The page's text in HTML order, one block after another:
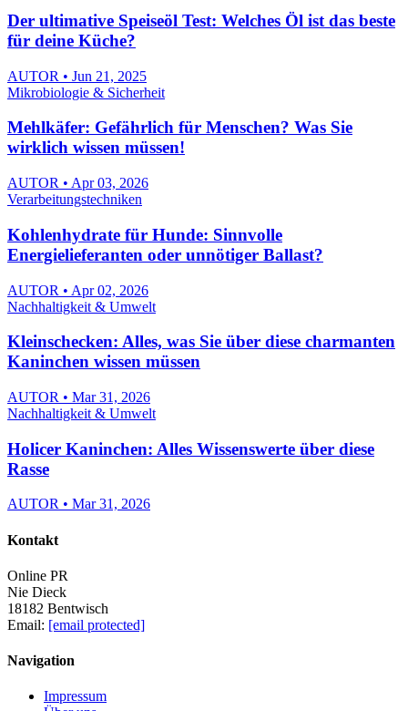
Der ultimative Speiseöl Test: Welches Öl ist das beste
für deine Küche?
AUTOR • Jun 21, 2025
Mikrobiologie & Sicherheit
Mehlkäfer: Gefährlich für Menschen? Was Sie
wirklich wissen müssen!
AUTOR • Apr 03, 2026
Verarbeitungstechniken
Kohlenhydrate für Hunde: Sinnvolle
Energielieferanten oder unnötiger Ballast?
AUTOR • Apr 02, 2026
Nachhaltigkeit & Umwelt
Kleinschecken: Alles, was Sie über diese charmanten
Kaninchen wissen müssen
AUTOR • Mar 31, 2026
Nachhaltigkeit & Umwelt
Holicer Kaninchen: Alles Wissenswerte über diese
Rasse
AUTOR • Mar 31, 2026
Kontakt
Online PR
Nie Dieck
18182 Bentwisch
Email: [email protected]
Navigation
Impressum